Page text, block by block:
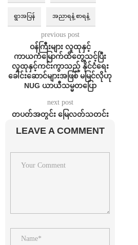
ရွာအပြန် အညာရနံ့ စာရနံ့
previous post
ဝန်ကြီးများ လူထုနှင့်
ကာယကံမြောက်ထိတွေ့သင့်ပြီး
လူထုနှင့်ကင်းကွာသည့် နိုင်ငံရေး
ခေါင်းဆောင်များအဖြစ် မမြင်လိုဟု
NUG ယာယီသမ္မတပြော
next post
တပတ်အတွင်း မြေလတ်သတင်း
LEAVE A COMMENT